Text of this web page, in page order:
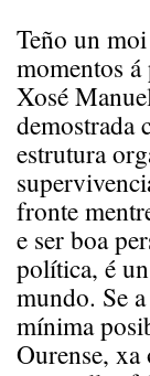
Teño un
momentos
Xosé
demostrada
estrutura
fronte
e ser boa
política, é
mundo. Se
mínima
Ourense, xa